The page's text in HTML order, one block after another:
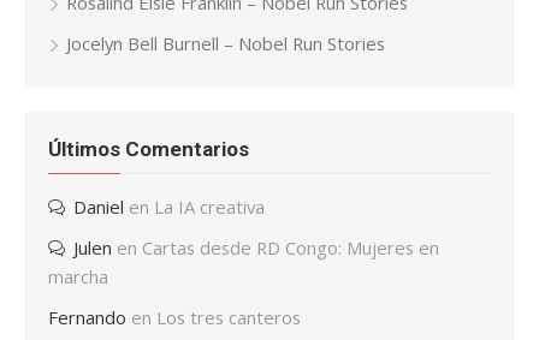
Jocelyn Bell Burnell – Nobel Run Stories
Últimos Comentarios
Daniel en La IA creativa
Julen en Cartas desde RD Congo: Mujeres en
marcha
Fernando en Los tres canteros